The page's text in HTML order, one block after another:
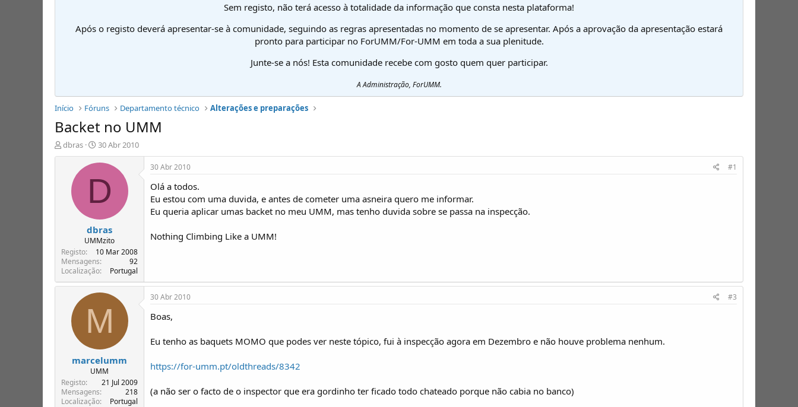
Sem registo, não terá acesso à totalidade da informação que consta nesta plataforma!
Após o registo deverá apresentar-se à comunidade, seguindo as regras apresentadas no momento de se apresentar. Após a aprovação da apresentação estará
pronto para participar no ForUMM/For-UMM em toda a sua plenitude.
Junte-se a nós! Esta comunidade recebe com gosto quem quer participar.
A Administração, ForUMM.
Início Fóruns Departamento técnico Alterações e preparações
Backet no UMM
I
n
e
T
ó
p
dbras
D
a
t
e
n
í
c
i
o
30 Abr 2010
D
dbras
UMMzito
Registo
10 Mar 2008
Mensagens
92
Localização
Portugal
30 Abr 2010 #1
Olá a todos.
Eu estou com uma duvida, e antes de cometer uma asneira quero me informar.
Eu queria aplicar umas backet no meu UMM, mas tenho duvida sobre se passa na inspecção.
Nothing Climbing Like a UMM!
M
marcelumm
UMM
Registo
21 Jul 2009
Mensagens
218
Localização
Portugal
30 Abr 2010 #3
Boas,
Eu tenho as baquets MOMO que podes ver neste tópico, fui à inspecção agora em Dezembro e não houve problema nenhum.
https://for-umm.pt/oldthreads/8342
(a não ser o facto de o inspector que era gordinho ter ficado todo chateado porque não cabia no banco)